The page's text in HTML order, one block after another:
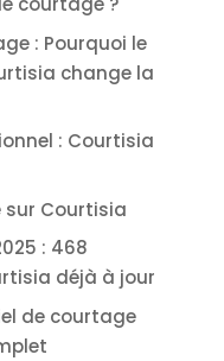
: Pourquoi le
change la
: Courtisia
Courtisia
: 468
déjà à jour
de courtage